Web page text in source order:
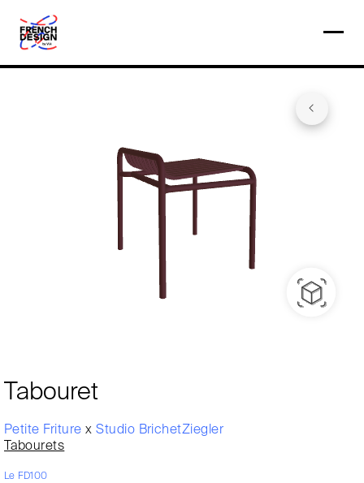
Tabouret
Petite FriturexStudio BrichetZiegler
Tabourets
Le FD100